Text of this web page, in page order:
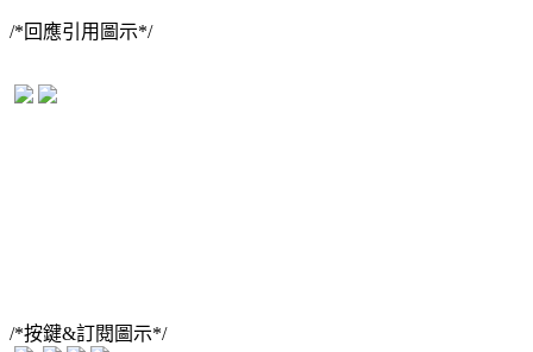
/*回應引用圖示*/
/*按鍵&訂閱圖示*/